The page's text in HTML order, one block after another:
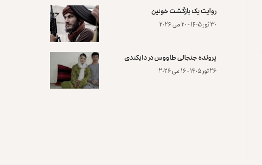
روایت یک بازگشت خونین
۳۰ ثور ۱۴۰۵ - ۲۰ می ۲۰۲۶
پرونده‌ جنجالی طاووس در دایکندی
۲۶ ثور ۱۴۰۵ - ۱۶ می ۲۰۲۶